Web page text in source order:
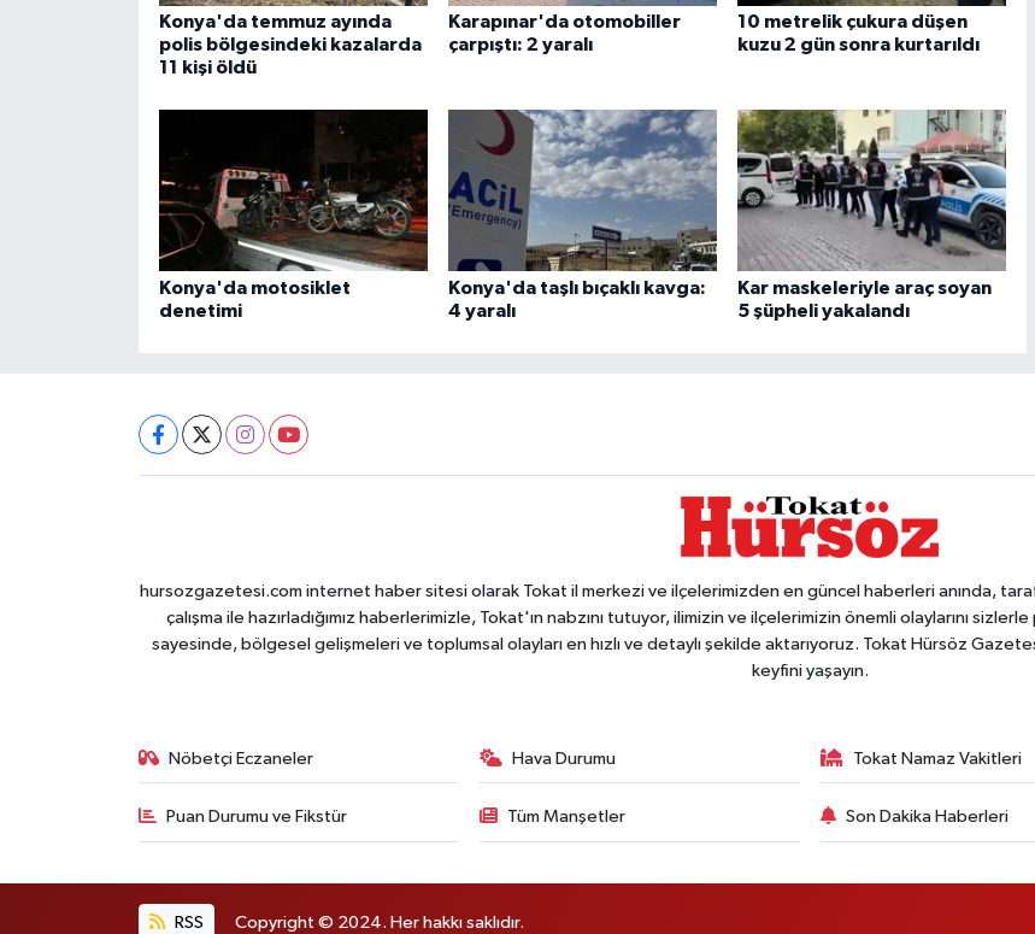
Konya'da temmuz ayında
polis bölgesindeki kazalarda
11 kişi öldü
Karapınar'da otomobiller
çarpıştı: 2 yaralı
10 metrelik çukura düşen
kuzu 2 gün sonra kurtarıldı
Konya'da motosiklet
denetimi
Konya'da taşlı bıçaklı kavga:
4 yaralı
Kar maskeleriyle araç soyan
5 şüpheli yakalandı
hursozgazetesi.com internet haber sitesi olarak Tokat il merkezi ve ilçelerimizden en güncel haberleri anında,
çalışma ile hazırladığımız haberlerimizle, Tokat'ın nabzını tutuyor, ilimizin ve ilçelerimizin önemli olaylarını
sayesinde, bölgesel gelişmeleri ve toplumsal olayları en hızlı ve detaylı şekilde aktarıyoruz. Tokat Hürsöz
keyfini yaşayın.
Nöbetçi Eczaneler Hava Durumu Tokat Namaz Vakitleri
Puan Durumu ve Fikstür Tüm Manşetler Son Dakika Haberleri
RSS Copyright © 2024. Her hakkı saklıdır.